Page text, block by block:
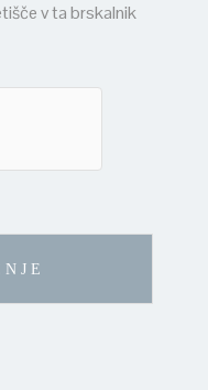
v ta brskalnik